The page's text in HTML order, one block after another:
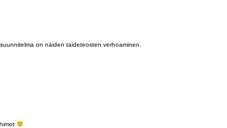
on näiden taideteosten verhoaminen.